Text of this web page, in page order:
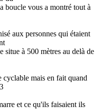
boucle vous a montré tout à
aux personnes qui étaient
situe à 500 mètres au delà de
cyclable mais en fait quand
et ce qu'ils faisaient ils